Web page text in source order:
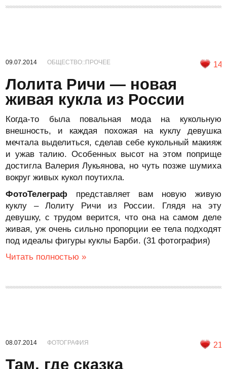
09.07.2014 ОБЩЕСТВО::ПРОЧЕЕ 14
Лолита Ричи — новая
живая кукла из России
Когда-то была повальная мода на кукольную
внешность, и каждая похожая на куклу девушка
мечтала выделиться, сделав себе кукольный макияж
и ужав талию. Особенных высот на этом поприще
достигла Валерия Лукьянова, но чуть позже шумиха
вокруг живых кукол поутихла.
ФотоТелеграф представляет вам новую живую
куклу – Лолиту Ричи из России. Глядя на эту
девушку, с трудом верится, что она на самом деле
живая, уж очень сильно пропорции ее тела подходят
под идеалы фигуры куклы Барби. (31 фотография)
Читать полностью »
08.07.2014 ФОТОГРАФИЯ 21
Там, где сказка